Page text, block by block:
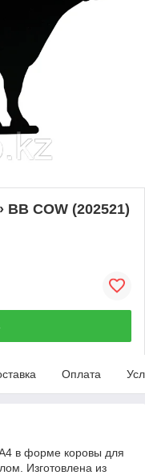
COW (202521)
Оплата
в форме коровы для
Изготовлена из